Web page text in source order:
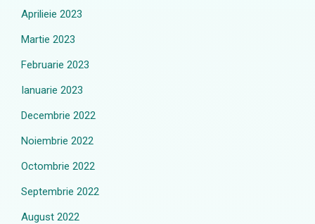
Aprilieie 2023
Martie 2023
Februarie 2023
Ianuarie 2023
Decembrie 2022
Noiembrie 2022
Octombrie 2022
Septembrie 2022
August 2022